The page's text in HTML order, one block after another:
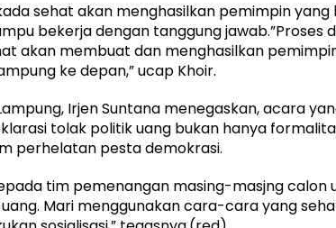
sehat akan menghasilkan pemimpin yang
bekerja dengan tanggung jawab.”Proses
akan membuat dan menghasilkan
ke depan,” ucap Khoir.
Irjen Suntana menegaskan, acara
tolak politik uang bukan hanya
perhelatan pesta demokrasi.
tim pemenangan masing-masjng calon
Mari menggunakan cara-cara yang